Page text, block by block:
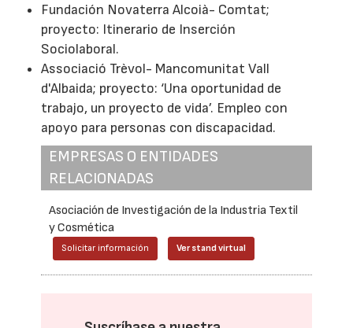
Fundación Novaterra Alcoià- Comtat;
proyecto: Itinerario de Inserción
Sociolaboral.
Associació Trèvol- Mancomunitat Vall
d'Albaida; proyecto: ‘Una oportunidad de
trabajo, un proyecto de vida’. Empleo con
apoyo para personas con discapacidad.
EMPRESAS O ENTIDADES
RELACIONADAS
Asociación de Investigación de la Industria Textil
y Cosmética
Solicitar información Ver stand virtual